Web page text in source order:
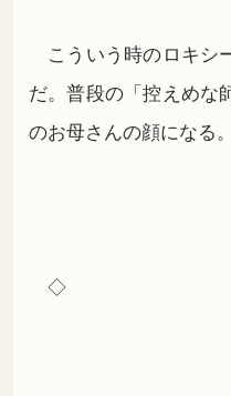
こういう時のロキシ
だ。普段の「控えめな
のお母さんの顔になる。
◇